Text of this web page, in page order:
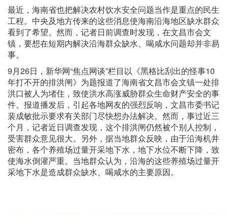
最近，海南省也把解决农村饮水安全问题当作是重点的民生
工程。中央及地方传来的这些消息使海南沿海地区缺水群众
看到了希望。然而，记者日前调查时发现，在文昌市会文
镇，要想在短期内解决沿海群众缺水、喝咸水问题却并非易
事。
9月26日，新华网“焦点网谈”栏目以《黑格比刮出的怪事10
年打不开的排洪闸》为题报道了海南省文昌市会文镇一处排
洪口被人为堵住，致使洪水高涨威胁群众生命财产安全的事
件。报道播发后，引起各地网友的强烈反响，文昌市委书记
裴成敏批示要求有关部门尽快想办法解决。然而，事过近三
个月，记者近日调查发现，这个排洪闸仍然被个别人控制，
受害群众意见很大。另外，据当地群众反映，由于沿海机井
密布，各个养殖场过量开采地下水，地下水位不断下降，致
使海水倒灌严重。当地群众认为，沿海的这些养殖场过量开
采地下水是造成群众缺水、喝咸水的主要原因。